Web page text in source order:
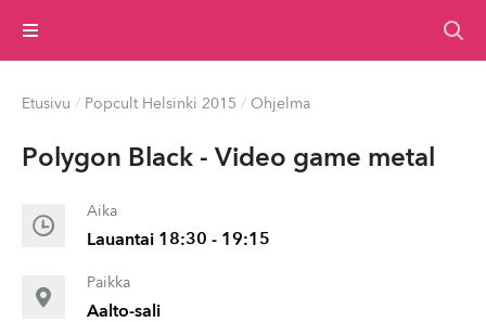
Valikko
Etusivu / Popcult Helsinki 2015 / Ohjelma
Polygon Black - Video game metal
Aika
Lauantai 18:30 - 19:15
Paikka
Aalto-sali